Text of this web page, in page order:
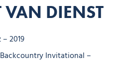
VAN DIENST
2019
Invitational –